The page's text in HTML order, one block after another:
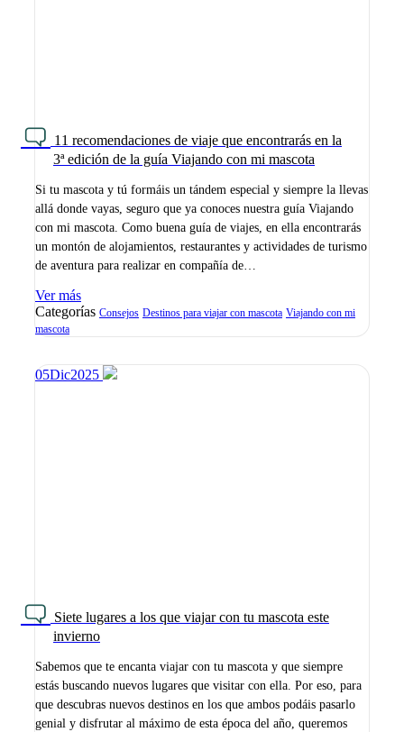
11 recomendaciones de viaje que encontrarás en la
3ª edición de la guía Viajando con mi mascota
Si tu mascota y tú formáis un tándem especial y siempre la llevas
allá donde vayas, seguro que ya conoces nuestra guía Viajando
con mi mascota. Como buena guía de viajes, en ella encontrarás
un montón de alojamientos, restaurantes y actividades de turismo
de aventura para realizar en compañía de…
Ver más
Categorías Consejos Destinos para viajar con mascota Viajando con mi
mascota
05Dic2025
Siete lugares a los que viajar con tu mascota este
invierno
Sabemos que te encanta viajar con tu mascota y que siempre
estás buscando nuevos lugares que visitar con ella. Por eso, para
que descubras nuevos destinos en los que ambos podáis pasarlo
genial y disfrutar al máximo de esta época del año, queremos